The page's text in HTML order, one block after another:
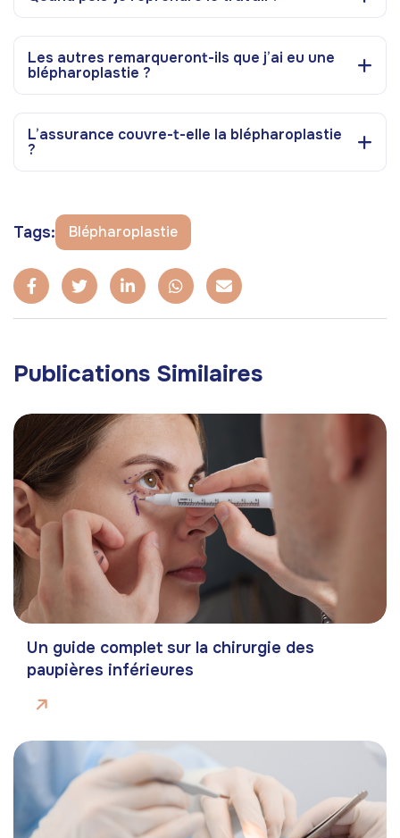
Les autres remarqueront-ils que j’ai eu une
blépharoplastie ?
L’assurance couvre-t-elle la blépharoplastie
?
Tags: Blépharoplastie
Publications Similaires
Un guide complet sur la chirurgie des
paupières inférieures